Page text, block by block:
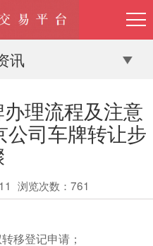
讯
理流程及注意
司车牌转让步
浏览次数： 761
移登记申请；